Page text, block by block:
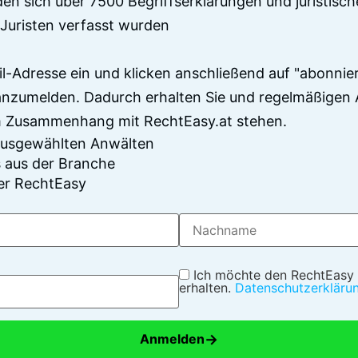
verfasst wurden
Adresse ein und klicken anschließend auf
Dadurch erhalten Sie und regelmäßigen
mit RechtEasy.at stehen.
Anwälten
der Branche
RechtEasy
Ich möchte den
erhalten.
Anmelden→